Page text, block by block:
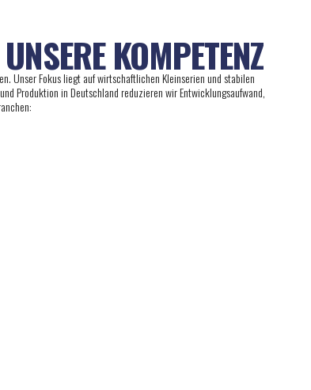
KOMPETENZ
Unser Fokus liegt auf wirtschaftlichen Kleinserien und stabilen
Produktion in Deutschland reduzieren wir Entwicklungsaufwand,